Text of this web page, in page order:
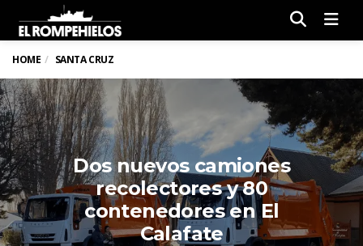
HOME SANTA CRUZ
Dos nuevos camiones
recolectores y 80
contenedores en El
Calafate